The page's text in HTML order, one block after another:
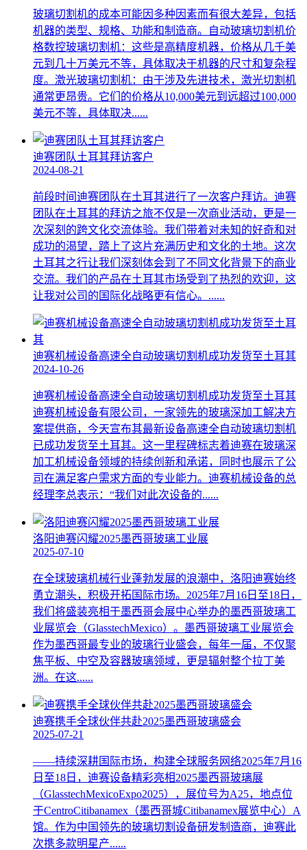
玻璃切割机的成本可能因多种因素而有很大差异，包括
机器的类型、规格、功能和制造商。自动玻璃切割机价
格数控玻璃切割机：这些是高精度机器，价格从几千美
元到几十万美元不等，具体取决于机器的尺寸和复杂程
度。激光玻璃切割机：由于涉及先进技术，激光切割机
通常更昂贵。它们的价格从10,000美元到远超过100,000
美元不等，具体取决......
迪赛团队土耳其拜访客户
2024-08-21
前段时间迪赛团队在土耳其进行了一次客户拜访。迪赛
团队在土耳其的拜访之旅不仅是一次商业活动，更是一
次深刻的跨文化交流体验。我们带着对未知的好奇和对
成功的渴望，踏上了这片充满历史和文化的土地。这次
土耳其之行让我们深刻体会到了不同文化背景下的商业
交流。我们的产品在土耳其市场受到了热烈的欢迎，这
让我对公司的国际化战略更有信心。......
迪赛机械设备高速全自动玻璃切割机成功发货至土耳其
2024-10-26
迪赛机械设备高速全自动玻璃切割机成功发货至土耳其
迪赛机械设备有限公司，一家领先的玻璃深加工解决方
案提供商，今天宣布其最新设备高速全自动玻璃切割机
已成功发货至土耳其。这一里程碑标志着迪赛在玻璃深
加工机械设备领域的持续创新和承诺，同时也展示了公
司在满足客户需求方面的专业能力。迪赛机械设备的总
经理李总表示：“我们对此次设备的......
洛阳迪赛闪耀2025墨西哥玻璃工业展
2025-07-10
在全球玻璃机械行业蓬勃发展的浪潮中，洛阳迪赛始终
勇立潮头，积极开拓国际市场。2025年7月16日至18日，
我们将盛装亮相于墨西哥会展中心举办的墨西哥玻璃工
业展览会（GlasstechMexico）。墨西哥玻璃工业展览会
作为墨西哥最专业的玻璃行业盛会，每年一届，不仅聚
焦平板、中空及容器玻璃领域，更是辐射整个拉丁美
洲。在这......
迪赛携手全球伙伴共赴2025墨西哥玻璃盛会
2025-07-21
——持续深耕国际市场，构建全球服务网络2025年7月16
日至18日，迪赛设备精彩亮相2025墨西哥玻璃展
（GlasstechMexicoExpo2025），展位号为A25，地点位
于CentroCitibanamex（墨西哥城Citibanamex展览中心）A
馆。作为中国领先的玻璃切割设备研发制造商，迪赛此
次携多款明星产......